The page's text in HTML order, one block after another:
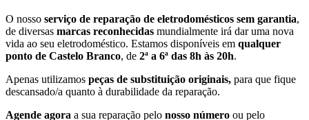
O nosso serviço de reparação de eletrodomésticos sem garantia,
de diversas marcas reconhecidas mundialmente irá dar uma nova
vida ao seu eletrodoméstico. Estamos disponíveis em qualquer
ponto de Castelo Branco, de 2ª a 6ª das 8h às 20h.
Apenas utilizamos peças de substituição originais, para que fique
descansado/a quanto à durabilidade da reparação.
Agende agora a sua reparação pelo nosso número ou pelo